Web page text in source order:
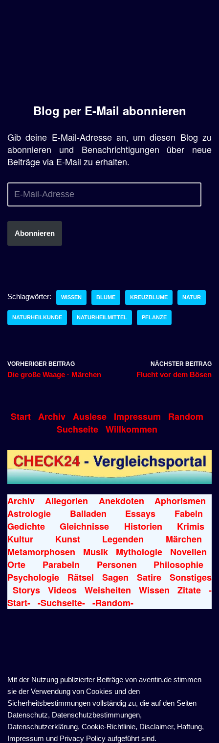
Blog per E-Mail abonnieren
Gib deine E-Mail-Adresse an, um diesen Blog zu
abonnieren und Benachrichtigungen über neue
Beiträge via E-Mail zu erhalten.
Abonnieren
Schlagwörter: WISSEN BLUME KREUZBLUME NATUR
NATURHEILKUNDE NATURHEILMITTEL PFLANZE
VORHERIGER BEITRAG
Die große Waage · Märchen
NÄCHSTER BEITRAG
Flucht vor dem Bösen
Start Archiv Auslese Impressum
Random
Suchseite Willkommen
Archiv Allegorien Anekdoten
Aphorismen
Astrologie
Balladen Essays
Fabeln
Gedichte
Gleichnisse Historien
Krimis
Kultur
Kunst Legenden
Märchen
Metamorphosen
Musik Mythologie
Novellen
Orte
Parabeln Personen
Philosophie
Psychologie
Rätsel Sagen Satire
Sonstiges
Storys
Videos Weisheiten Wissen Zitate
-
Start- -Suchseite- -Random-
Mit der Nutzung publizierter Beiträge von aventin.de stimmen
sie der Verwendung von Cookies und den
Sicherheitsbestimmungen vollständig zu, die auf den Seiten
Datenschutz, Datenschutzbestimmungen,
Datenschutzerklärung, Cookie-Richtlinie, Disclaimer, Haftung,
Impressum und Privacy Policy aufgeführt sind.